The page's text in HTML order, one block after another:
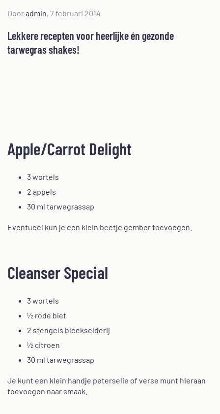
Dooradmin, 7 februari 2014
Lekkere recepten voor heerlijke én gezonde
tarwegras shakes!
Apple/Carrot Delight
3 wortels
2 appels
30 ml tarwegrassap
Eventueel kun je een klein beetje gember toevoegen.
Cleanser Special
3 wortels
½ rode biet
2 stengels bleekselderij
½ citroen
30 ml tarwegrassap
Je kunt een klein handje peterselie of verse munt hieraan
toevoegen naar smaak.